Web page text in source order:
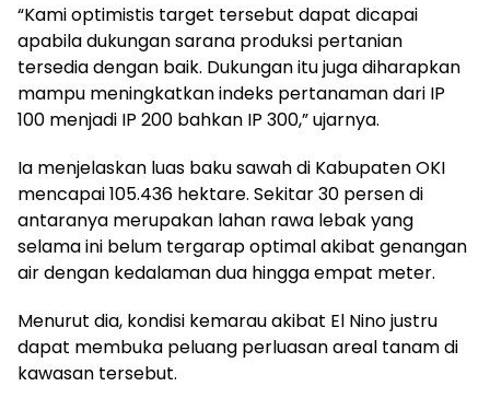
“Kami optimistis target tersebut dapat dicapai
apabila dukungan sarana produksi pertanian
tersedia dengan baik. Dukungan itu juga diharapkan
mampu meningkatkan indeks pertanaman dari IP
100 menjadi IP 200 bahkan IP 300,” ujarnya.
Ia menjelaskan luas baku sawah di Kabupaten OKI
mencapai 105.436 hektare. Sekitar 30 persen di
antaranya merupakan lahan rawa lebak yang
selama ini belum tergarap optimal akibat genangan
air dengan kedalaman dua hingga empat meter.
Menurut dia, kondisi kemarau akibat El Nino justru
dapat membuka peluang perluasan areal tanam di
kawasan tersebut.